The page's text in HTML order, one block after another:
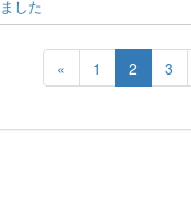
した
« 1 2 3